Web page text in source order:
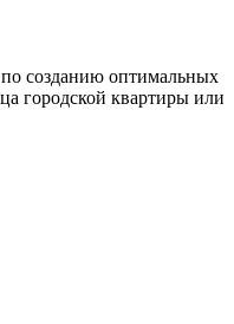
по созданию оптимальных
городской квартиры или